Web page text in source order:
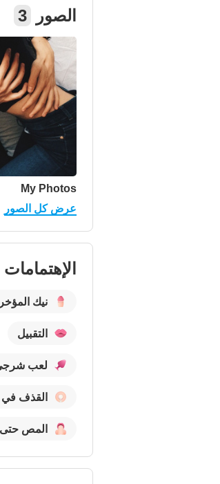
الصور 3
My Photos
عرض كل الصور
الإهتمامات
نيك
التقبيل
لعب
القذف في
المص حتى